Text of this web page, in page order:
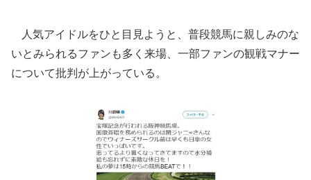
人気アイドルをひと目見ようと、普段競馬に親しみのな
いとみられるファンも多く来場、一部ファンの観戦マナー
について批判が上がっている。